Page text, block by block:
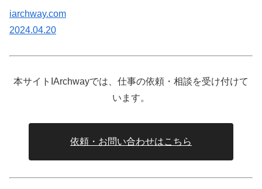
iarchway.com
2024.04.20
本サイトIArchwayでは、仕事の依頼・相談を受け付けて
います。
依頼・お問い合わせはこちら